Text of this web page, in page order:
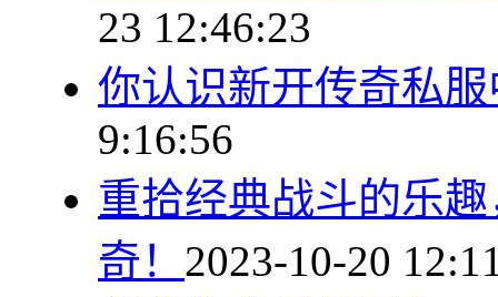
23 12:46:23
你认识新开传奇私
9:16:56
重拾经典战斗的乐
奇！ 2023-10-20